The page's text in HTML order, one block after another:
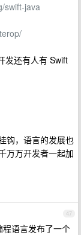
swift-java
发还有人有 Swift
钩，语言的发展也
万万开发者一起加
47
语言发布了一个